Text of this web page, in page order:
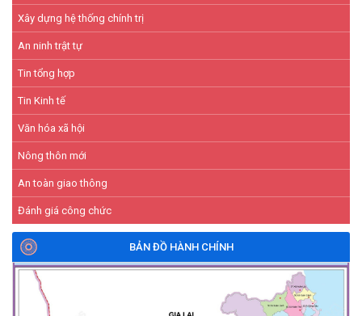
Xây dựng hệ thống chính trị
An ninh trật tự
Tin tổng hợp
Tin Kinh tế
Văn hóa xã hội
Nông thôn mới
An toàn giao thông
Đánh giá công chức
BẢN ĐỒ HÀNH CHÍNH